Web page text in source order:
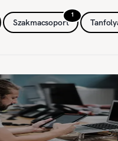
1
Szakmacsoport